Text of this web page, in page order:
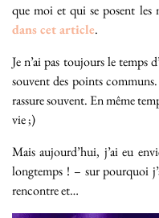
que moi et qui se posent les
dans cet article.
Je n’ai pas toujours le temps
souvent des points
rassure souvent. En même
vie ;)
Mais aujourd’hui, j’ai eu
longtemps ! – sur pourquoi
rencontre et…